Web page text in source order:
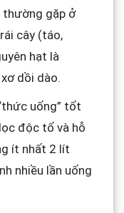
thường gặp ở
cây (táo,
hạt là
dồi dào.
uống” tốt
độc tố và hỗ
ít nhất 2 lít
nhiều lần uống